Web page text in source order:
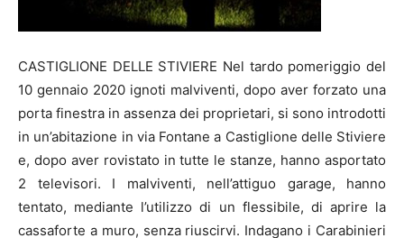
CASTIGLIONE DELLE STIVIERE Nel tardo pomeriggio del
10 gennaio 2020 ignoti malviventi, dopo aver forzato una
porta finestra in assenza dei proprietari, si sono introdotti
in un’abitazione in via Fontane a Castiglione delle Stiviere
e, dopo aver rovistato in tutte le stanze, hanno asportato
2 televisori. I malviventi, nell’attiguo garage, hanno
tentato, mediante l’utilizzo di un flessibile, di aprire la
cassaforte a muro, senza riuscirvi. Indagano i Carabinieri